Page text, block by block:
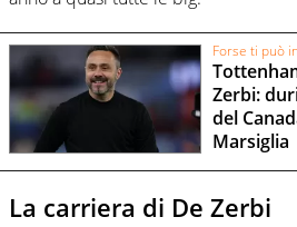
Forse ti può
Zerbi:
del
Marsiglia
La carriera di De Zerbi